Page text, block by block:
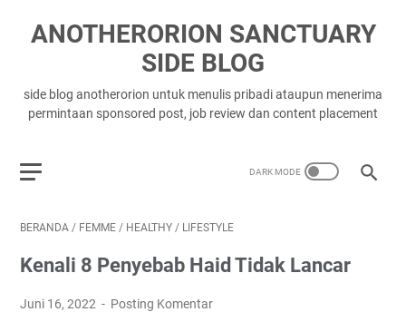
ANOTHERORION SANCTUARY
SIDE BLOG
side blog anotherorion untuk menulis pribadi ataupun menerima
permintaan sponsored post, job review dan content placement
BERANDA / FEMME / HEALTHY / LIFESTYLE
Kenali 8 Penyebab Haid Tidak Lancar
Juni 16, 2022 Posting Komentar